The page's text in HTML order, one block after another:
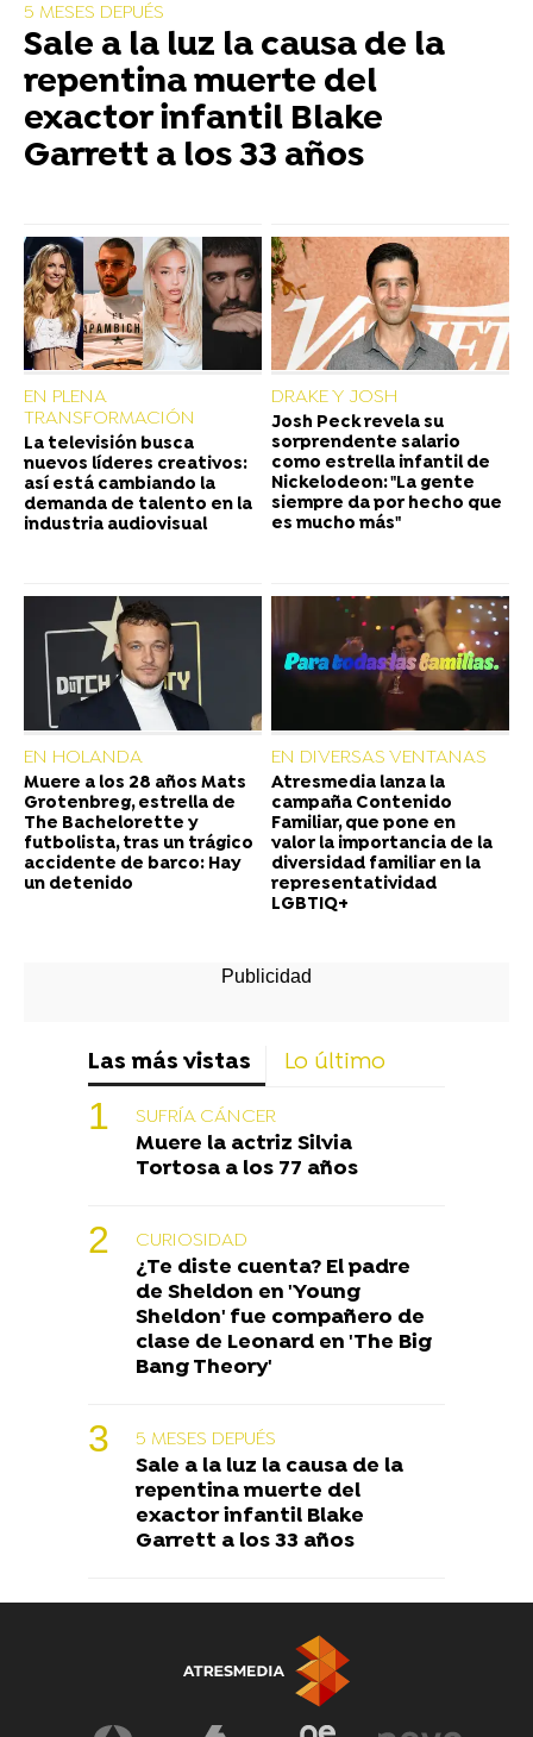
5 MESES DEPUÉS
Sale a la luz la causa de la
repentina muerte del
exactor infantil Blake
Garrett a los 33 años
EN PLENA
TRANSFORMACIÓN
La televisión busca
nuevos líderes creativos:
así está cambiando la
demanda de talento en la
industria audiovisual
DRAKE Y JOSH
Josh Peck revela su
sorprendente salario
como estrella infantil de
Nickelodeon: "La gente
siempre da por hecho que
es mucho más"
EN HOLANDA
Muere a los 28 años Mats
Grotenbreg, estrella de
The Bachelorette y
futbolista, tras un trágico
accidente de barco: Hay
un detenido
EN DIVERSAS VENTANAS
Atresmedia lanza la
campaña Contenido
Familiar, que pone en
valor la importancia de la
diversidad familiar en la
representatividad
LGBTIQ+
Las más vistas Lo último
SUFRÍA CÁNCER
Muere la actriz Silvia
Tortosa a los 77 años
CURIOSIDAD
¿Te diste cuenta? El padre
de Sheldon en 'Young
Sheldon' fue compañero de
clase de Leonard en 'The Big
Bang Theory'
5 MESES DEPUÉS
Sale a la luz la causa de la
repentina muerte del
exactor infantil Blake
Garrett a los 33 años